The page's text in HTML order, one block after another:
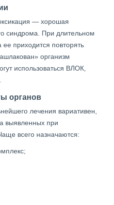
— хорошая
синдрома. При длительном
приходится повторять
организм
использоваться ВЛОК,
органов
лечения вариативен,
выявленных при
всего назначаются: